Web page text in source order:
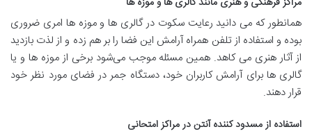
همانطور که می دانید رعایت سکوت در گالری ها و موزه ها امری ضروری
بوده و استفاده از تلفن همراه آرامش این فضا را بر هم زده و از لذت بازدید
از آثار هنری می کاهد. همین مسئله موجب می‌شود برخی از موزه ها و یا
گالری ها برای آرامش کاربران خود، دستگاه جمر در فضای مورد نظر خود
قرار دهند.
استفاده از مسدود کننده آنتن در مراکز امتحانی